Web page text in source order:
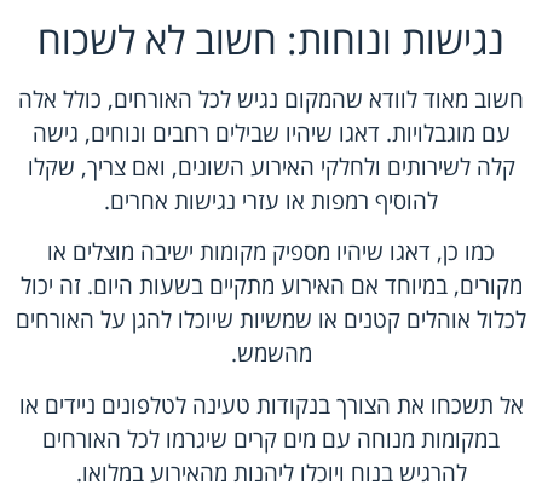
נגישות ונוחות: חשוב לא לשכוח
חשוב מאוד לוודא שהמקום נגיש לכל האורחים, כולל אלה
עם מוגבלויות. דאגו שיהיו שבילים רחבים ונוחים, גישה
קלה לשירותים ולחלקי האירוע השונים, ואם צריך, שקלו
להוסיף רמפות או עזרי נגישות אחרים.
כמו כן, דאגו שיהיו מספיק מקומות ישיבה מוצלים או
מקורים, במיוחד אם האירוע מתקיים בשעות היום. זה יכול
לכלול אוהלים קטנים או שמשיות שיוכלו להגן על האורחים
מהשמש.
אל תשכחו את הצורך בנקודות טעינה לטלפונים ניידים או
במקומות מנוחה עם מים קרים שיגרמו לכל האורחים
להרגיש בנוח ויוכלו ליהנות מהאירוע במלואו.